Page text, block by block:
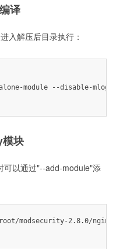
译
入解压后目录执行：
module --disable-mlogc
块
可以通过"--add-module"添
modsecurity-2.8.0/